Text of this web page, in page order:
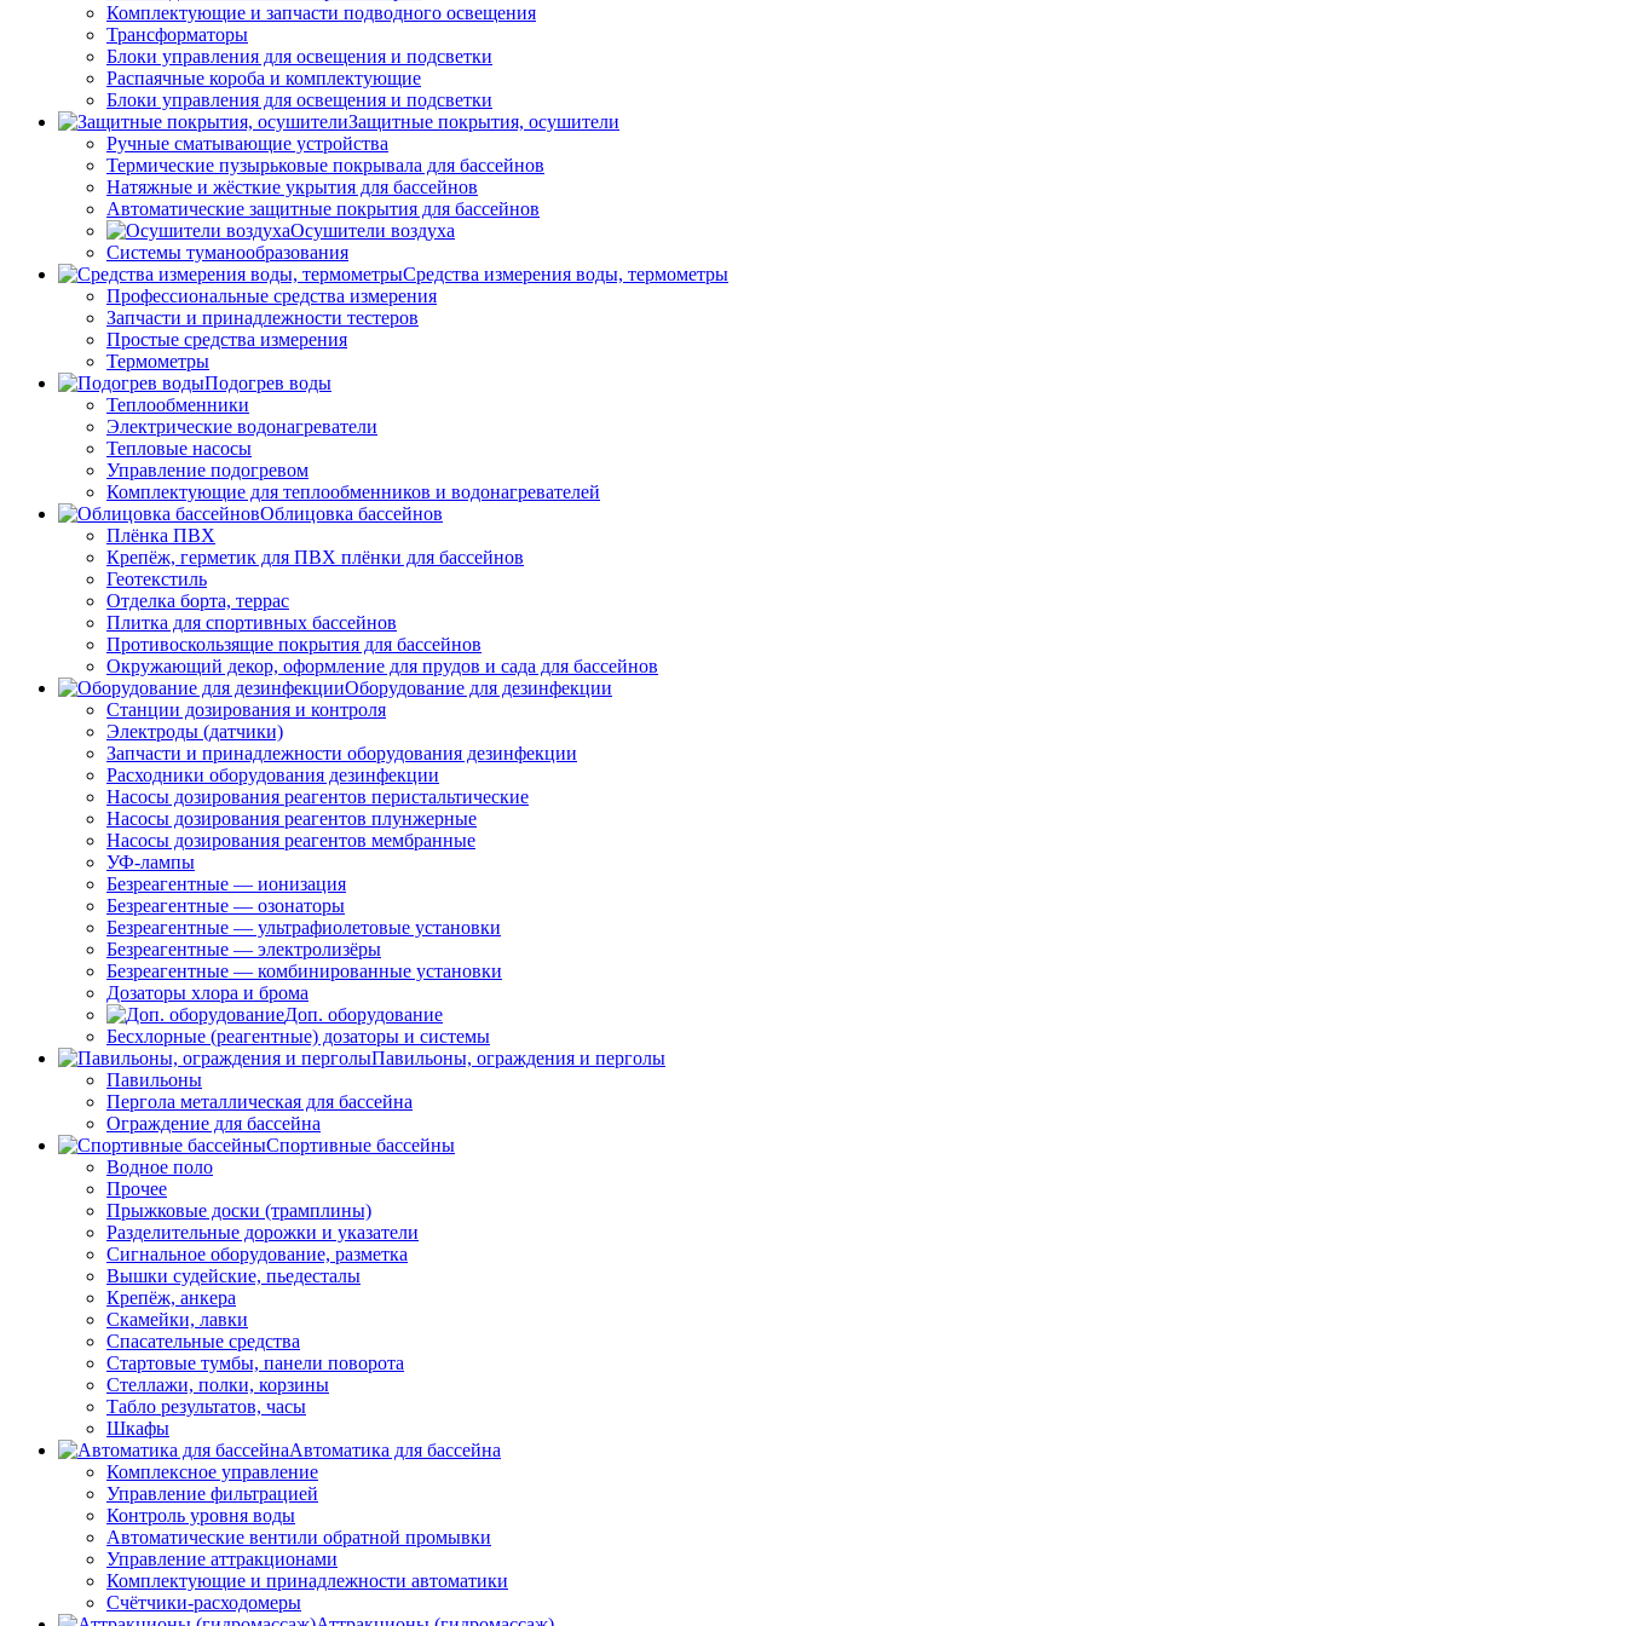
Комплектующие и запчасти подводного освещения
Трансформаторы
Блоки управления для освещения и подсветки
Распаячные короба и комплектующие
Блоки управления для освещения и подсветки
Защитные покрытия, осушители
Ручные сматывающие устройства
Термические пузырьковые покрывала для бассейнов
Натяжные и жёсткие укрытия для бассейнов
Автоматические защитные покрытия для бассейнов
Осушители воздуха
Системы туманообразования
Средства измерения воды, термометры
Профессиональные средства измерения
Запчасти и принадлежности тестеров
Простые средства измерения
Термометры
Подогрев воды
Теплообменники
Электрические водонагреватели
Тепловые насосы
Управление подогревом
Комплектующие для теплообменников и водонагревателей
Облицовка бассейнов
Плёнка ПВХ
Крепёж, герметик для ПВХ плёнки для бассейнов
Геотекстиль
Отделка борта, террас
Плитка для спортивных бассейнов
Противоскользящие покрытия для бассейнов
Окружающий декор, оформление для прудов и сада для бассейнов
Оборудование для дезинфекции
Станции дозирования и контроля
Электроды (датчики)
Запчасти и принадлежности оборудования дезинфекции
Расходники оборудования дезинфекции
Насосы дозирования реагентов перистальтические
Насосы дозирования реагентов плунжерные
Насосы дозирования реагентов мембранные
УФ-лампы
Безреагентные — ионизация
Безреагентные — озонаторы
Безреагентные — ультрафиолетовые установки
Безреагентные — электролизёры
Безреагентные — комбинированные установки
Дозаторы хлора и брома
Доп. оборудование
Бесхлорные (реагентные) дозаторы и системы
Павильоны, ограждения и перголы
Павильоны
Пергола металлическая для бассейна
Ограждение для бассейна
Спортивные бассейны
Водное поло
Прочее
Прыжковые доски (трамплины)
Разделительные дорожки и указатели
Cигнальное оборудование, разметка
Вышки судейские, пьедесталы
Крепёж, анкера
Скамейки, лавки
Спасательные средства
Стартовые тумбы, панели поворота
Стеллажи, полки, корзины
Табло результатов, часы
Шкафы
Автоматика для бассейна
Комплексное управление
Управление фильтрацией
Контроль уровня воды
Автоматические вентили обратной промывки
Управление аттракционами
Комплектующие и принадлежности автоматики
Счётчики-расходомеры